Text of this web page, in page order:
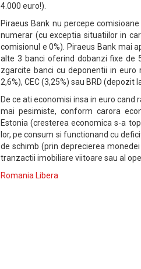
4.000 euro!).
Piraeus Bank nu percepe
numerar (cu exceptia situatiilor in
comisionul e 0%). Piraeus Bank mai
alte 3 banci oferind dobanzi fixe de
zgarcite banci cu deponentii in euro
2,6%), CEC (3,25%) sau BRD (depozit
De ce ati economisi insa in euro
mai pesimiste, conform carora
Estonia (cresterea economica s-a
lor, pe consum si functionand cu
de schimb (prin deprecierea
tranzactii imobiliare viitoare sau al
Romania Libera